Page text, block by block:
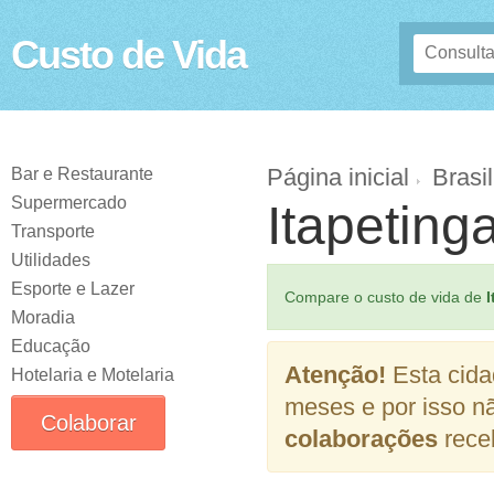
Custo de Vida
Bar e Restaurante
Supermercado
Transporte
Utilidades
Esporte e Lazer
Moradia
Educação
Hotelaria e Motelaria
Colaborar
Página inicial Brasil
Compare o custo de vida de
Atenção! Esta
meses e por isso
colaborações